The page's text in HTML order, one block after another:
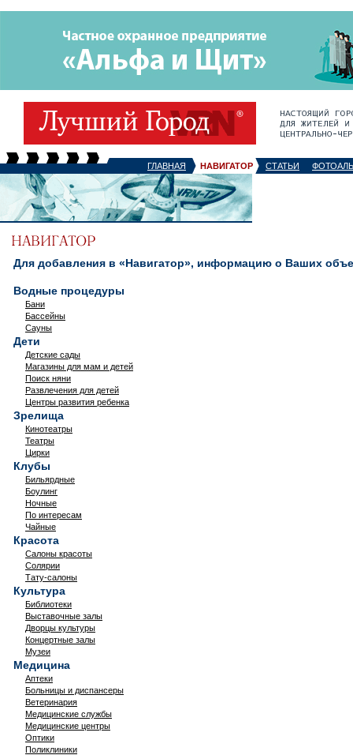
ГЛАВНАЯ НАВИГАТОР СТАТЬИ
Для добавления в «Навигатор», информацию о Ваших
Водные процедуры
Бани
Бассейны
Сауны
Дети
Детские сады
Магазины для мам и детей
Поиск няни
Развлечения для детей
Центры развития ребенка
Зрелища
Кинотеатры
Театры
Цирки
Клубы
Бильярдные
Боулинг
Ночные
По интересам
Чайные
Красота
Салоны красоты
Солярии
Тату-салоны
Культура
Библиотеки
Выставочные залы
Дворцы культуры
Концертные залы
Музеи
Медицина
Аптеки
Больницы и диспансеры
Ветеринария
Медицинские службы
Медицинские центры
Оптики
Поликлиники